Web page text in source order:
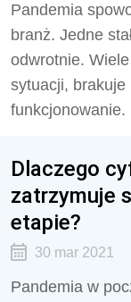
Pandemia
branż. Jedne
odwrotnie.
sytuacji,
funkcjonowanie.
Dlaczego
zatrzymuje
etapie?
30 mar 2021
Pandemia w